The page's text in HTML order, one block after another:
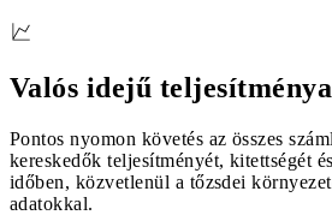
Valós idejű
Pontos nyomon követés az összes
kereskedők teljesítményét, kitettségét
időben, közvetlenül a tőzsdei
adatokkal.